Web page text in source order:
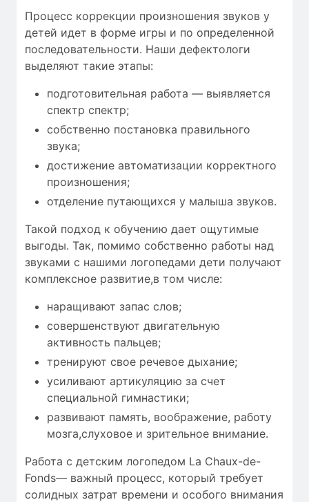
Процесс коррекции произношения звуков у
детей идет в форме игры и по определенной
последовательности. Наши дефектологи
выделяют такие этапы:
подготовительная работа — выявляется
спектр спектр;
собственно постановка правильного
звука;
достижение автоматизации корректного
произношения;
отделение путающихся у малыша звуков.
Такой подход к обучению дает ощутимые
выгоды. Так, помимо собственно работы над
звуками с нашими логопедами дети получают
комплексное развитие,в том числе:
наращивают запас слов;
совершенствуют двигательную
активность пальцев;
тренируют свое речевое дыхание;
усиливают артикуляцию за счет
специальной гимнастики;
развивают память, воображение, работу
мозга,слуховое и зрительное внимание.
Работа с детским логопедом La Chaux-de-
Fonds— важный процесс, который требует
солидных затрат времени и особого внимания